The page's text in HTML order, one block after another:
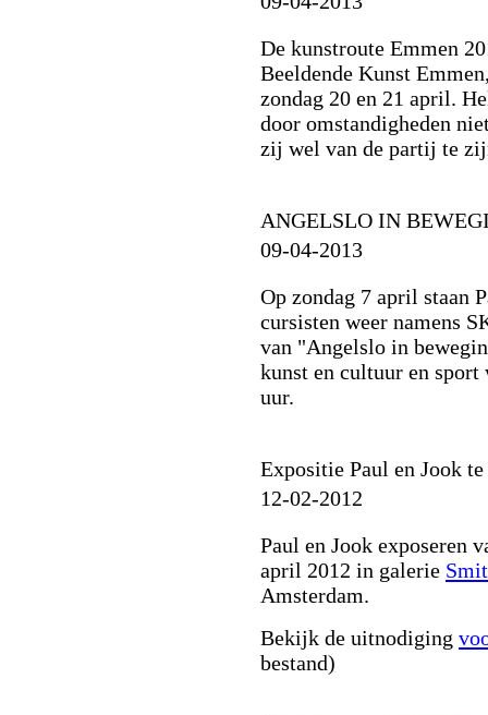
De kunstroute Emmen
Beeldende Kunst
zondag 20 en 21 april.
door omstandigheden
zij wel van de partij te
ANGELSLO IN
09-04-2013
Op zondag 7 april staan
cursisten weer namens
van "Angelslo in
kunst en cultuur en sport
uur.
Expositie Paul en Jook
12-02-2012
Paul en Jook exposeren
april 2012 in galerie
Amsterdam.
Bekijk de uitnodiging
bestand)